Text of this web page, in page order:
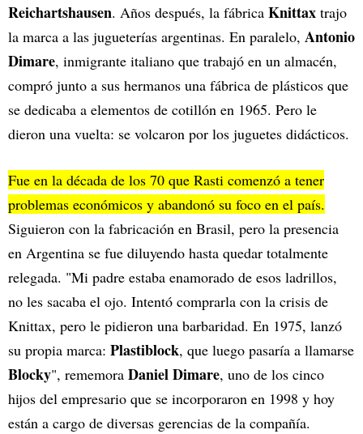
Reichartshausen. Años después, la fábrica Knittax trajo
la marca a las jugueterías argentinas. En paralelo, Antonio
Dimare, inmigrante italiano que trabajó en un almacén,
compró junto a sus hermanos una fábrica de plásticos que
se dedicaba a elementos de cotillón en 1965. Pero le
dieron una vuelta: se volcaron por los juguetes didácticos.
Fue en la década de los 70 que Rasti comenzó a tener
problemas económicos y abandonó su foco en el país.
Siguieron con la fabricación en Brasil, pero la presencia
en Argentina se fue diluyendo hasta quedar totalmente
relegada. "Mi padre estaba enamorado de esos ladrillos,
no les sacaba el ojo. Intentó comprarla con la crisis de
Knittax, pero le pidieron una barbaridad. En 1975, lanzó
su propia marca: Plastiblock, que luego pasaría a llamarse
Blocky", rememora Daniel Dimare, uno de los cinco
hijos del empresario que se incorporaron en 1998 y hoy
están a cargo de diversas gerencias de la compañía.